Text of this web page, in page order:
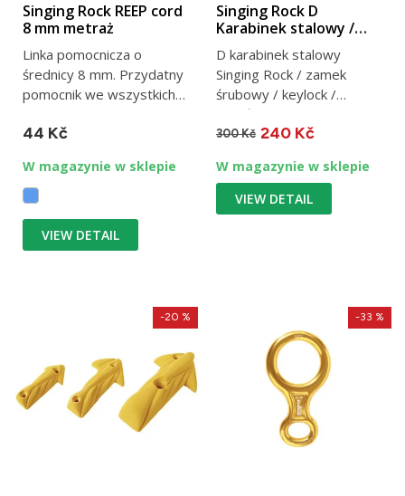
Singing Rock REEP cord
8 mm metraż
Linka pomocnicza o
średnicy 8 mm. Przydatny
pomocnik we wszystkich
44 Kč
W magazynie w sklepie
VIEW DETAIL
Singing Rock D
Karabinek stalowy /
śrubowy
D karabinek stalowy
Singing Rock / zamek
śrubowy / keylock /
prześwit 25 mm / 50 kN /
255 g
300 Kč 240 Kč
W magazynie w sklepie
VIEW DETAIL
-20 % -33 %